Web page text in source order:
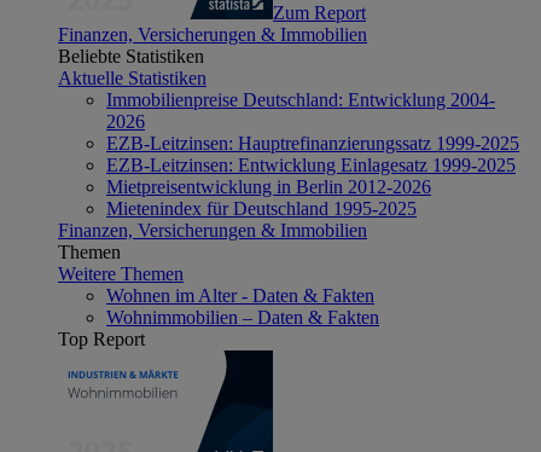
Zum Report
Finanzen, Versicherungen & Immobilien
Beliebte Statistiken
Aktuelle Statistiken
Immobilienpreise Deutschland: Entwicklung 2004-
2026
EZB-Leitzinsen: Hauptrefinanzierungssatz 1999-2025
EZB-Leitzinsen: Entwicklung Einlagesatz 1999-2025
Mietpreisentwicklung in Berlin 2012-2026
Mietenindex für Deutschland 1995-2025
Finanzen, Versicherungen & Immobilien
Themen
Weitere Themen
Wohnen im Alter - Daten & Fakten
Wohnimmobilien – Daten & Fakten
Top Report